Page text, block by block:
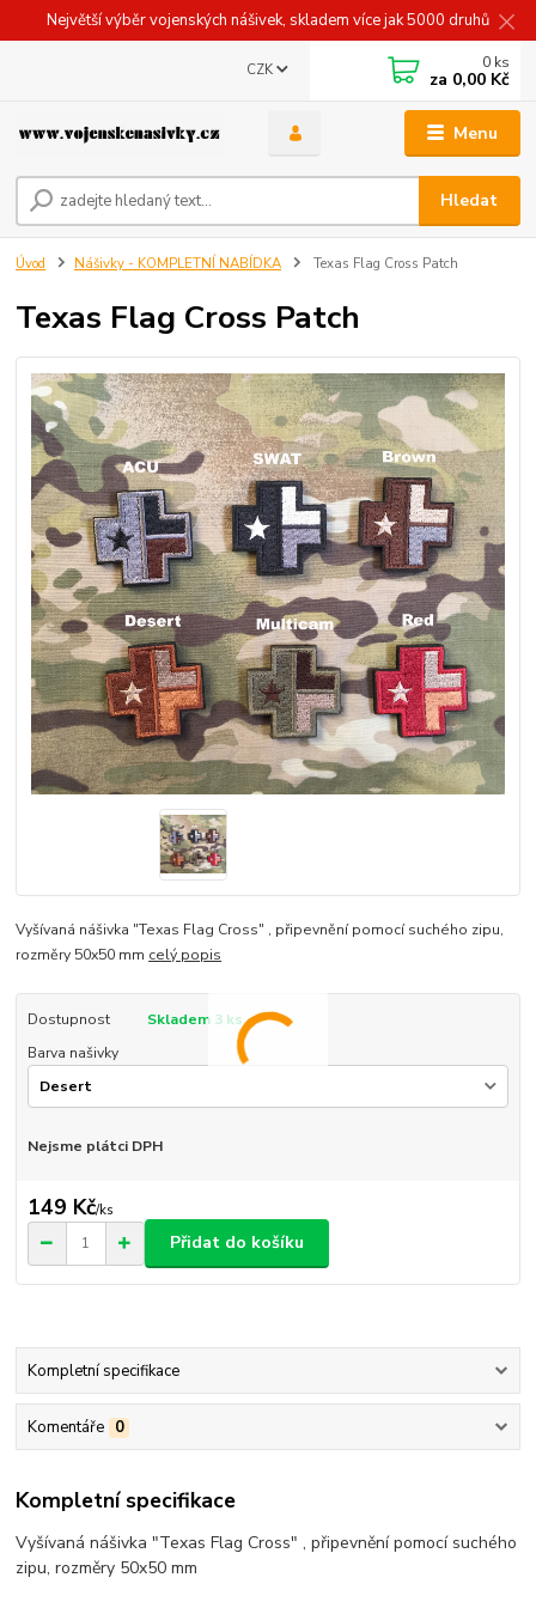
Největší výběr vojenských nášivek, skladem více jak 5000 druhů
Menu
CZK
Hledat
0 ks
za 0,00 Kč
Úvod Nášivky - KOMPLETNÍ NABÍDKA Texas Flag Cross Patch
Texas Flag Cross Patch
Vyšívaná nášivka "Texas Flag Cross" , připevnění pomocí suchého zipu,
rozměry 50x50 mm celý popis
Dostupnost
Skladem 3 ks
Barva našivky
Nejsme plátci DPH
149 Kč/ks
Přidat do košíku
Kompletní specifikace
Komentáře 0
Kompletní specifikace
Vyšívaná nášivka "Texas Flag Cross" , připevnění pomocí suchého
zipu, rozměry 50x50 mm